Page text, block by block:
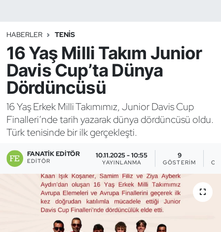
HABERLER TENIS
16 Yaş Milli Takım Junior
Davis Cup’ta Dünya
Dördüncüsü
16 Yaş Erkek Milli Takımımız, Junior Davis Cup
Finalleri’nde tarih yazarak dünya dördüncüsü oldu.
Türk tenisinde bir ilk gerçekleşti.
FANATIK EDITÖR
EDITÖR
10.11.2025 - 10:55
YAYINLANMA
9
GÖSTERIM
Binicilik
Bisiklet
Boks
Briç
Buz Hokeyi
Buz Pateni
Çim Hokeyi